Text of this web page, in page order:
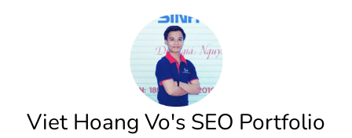
Viet Hoang Vo's SEO Portfolio